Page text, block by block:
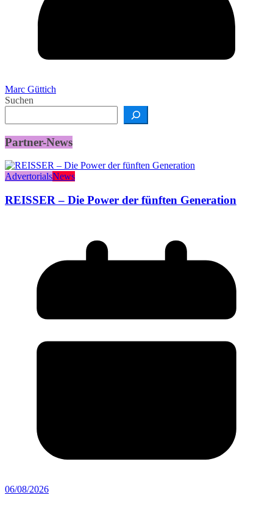
Marc Güttich
Suchen
Partner-News
AdvertorialsNews
REISSER – Die Power der fünften Generation
06/08/2026